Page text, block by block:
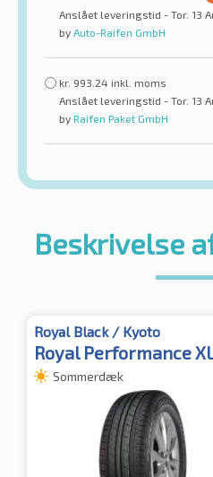
Anslået leveringstid - Tor. 13
by Auto-Raifen GmbH
kr. 993.24 inkl. moms
Anslået leveringstid - Tor. 13
by Raifen Paket GmbH
Beskrivelse
Royal Black / Kyoto
Royal Performance
Sommerdæk